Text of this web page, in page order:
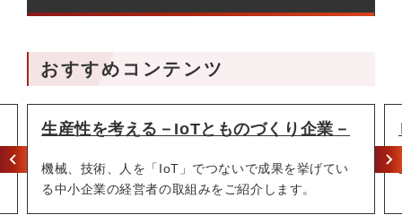
おすすめコンテンツ
生産性を考える－IoTとものづくり企業－
機械、技術、人を「IoT」でつないで成果を挙げてい
る中小企業の経営者の取組みをご紹介します。